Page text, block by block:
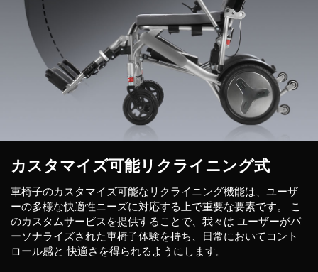
カスタマイズ可能リクライニング式
車椅子のカスタマイズ可能なリクライニング機能は、ユーザ
ーの多様な快適性ニーズに対応する上で重要な要素です。 こ
のカスタムサービスを提供することで、我々は ユーザーがパ
ーソナライズされた車椅子体験を持ち、日常においてコント
ロール感と快適さを得られるようにします。